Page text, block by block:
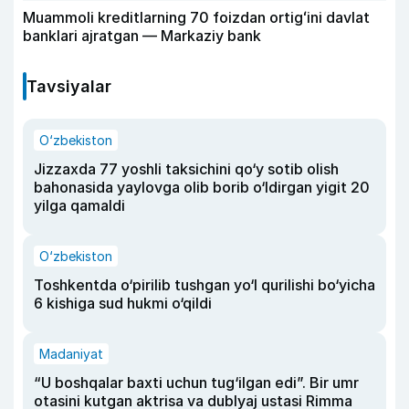
Muammoli kreditlarning 70 foizdan ortigʻini davlat
banklari ajratgan — Markaziy bank
Tavsiyalar
O‘zbekiston
Jizzaxda 77 yoshli taksichini qo‘y sotib olish
bahonasida yaylovga olib borib o‘ldirgan yigit 20
yilga qamaldi
O‘zbekiston
Toshkentda o‘pirilib tushgan yo‘l qurilishi bo‘yicha
6 kishiga sud hukmi o‘qildi
Madaniyat
“U boshqalar baxti uchun tug‘ilgan edi”. Bir umr
otasini kutgan aktrisa va dublyaj ustasi Rimma